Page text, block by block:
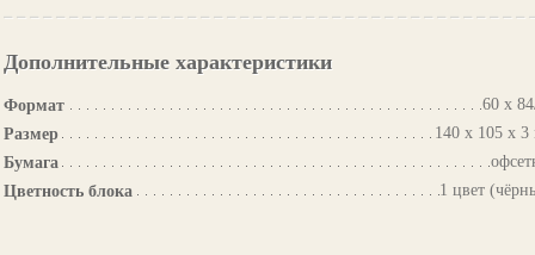
Дополнительные характеристики
Формат
60 х
Размер
140 х 105 х
Бумага
Цветность блока
1 цвет